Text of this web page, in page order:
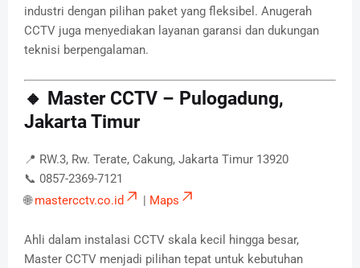
industri dengan pilihan paket yang fleksibel. Anugerah
CCTV juga menyediakan layanan garansi dan dukungan
teknisi berpengalaman.
🔸 Master CCTV – Pulogadung,
Jakarta Timur
📍 RW.3, Rw. Terate, Cakung, Jakarta Timur 13920
📞 0857-2369-7121
🌐mastercctv.co.id | Maps
Ahli dalam instalasi CCTV skala kecil hingga besar,
Master CCTV menjadi pilihan tepat untuk kebutuhan